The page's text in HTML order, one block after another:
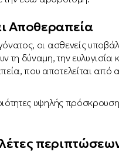
Αποθεραπεία
οι ασθενείς
δύναμη, την ευλυγισία
που αποτελείται από
υψηλής